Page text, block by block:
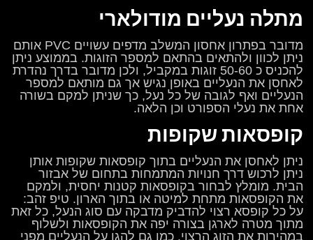
מתלה נעליים מודולארי
מדובר בפתרון אחסון המשלב מדפים עשויים PVC אותם
ניתן לכוון ולהתאים בהתאם למספר הזוגות. בממוצע ניתן
להכניס כ 50-60 זוגות במקביל, ולכן מדובר בדרך נהדרת
לאחסן את הנעליים באופן נגיש אך גם מותאם למספר
הנעליים ואף לגובה של כל נעל, כך שניתן למקם בשורה
אחת את נעלי הספורט וכן הלאה.
קופסאות שקופות
ניתן לאחסן את הנעליים בתוך קופסאות שקופות אותן
ניתן לרכוש דרך חנויות המתמחות בתחום של אבזור
הבית. מומלץ לבחור בקופסאות קטנות יחסית, ולמקם
את הקופסאות מתחת למיטה או בתוך הארון. טיפ זהב:
על כל קופסא רצוי להדביק מדבקה עם סוג הנעל, כל זאת
מתוך מטרה לארגן בצורה יפה את הקופסאות ולשלוף
במהירות את הזוג הרצוי, כמו גם להגן על הנעליים מפני